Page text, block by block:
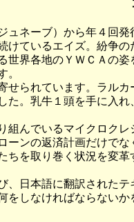
ネーブ）から年４回
ているエイズ。紛争
世界各地のＹＷＣＡの
。
られています。ラル
た。乳牛１頭を手に入
んでいるマイクロク
ーンの返済計画だけで
ちを取り巻く状況を変
日本語に翻訳された
しなければならないか